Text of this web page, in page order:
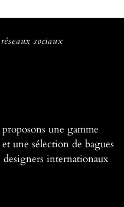
sociaux
une gamme
une sélection de bagues
designers internationaux